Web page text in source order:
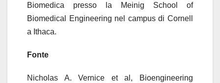
Biomedica presso la Meinig School of
Biomedical Engineering nel campus di Cornell
a Ithaca.
Fonte
Nicholas A. Vernice et al, Bioengineering